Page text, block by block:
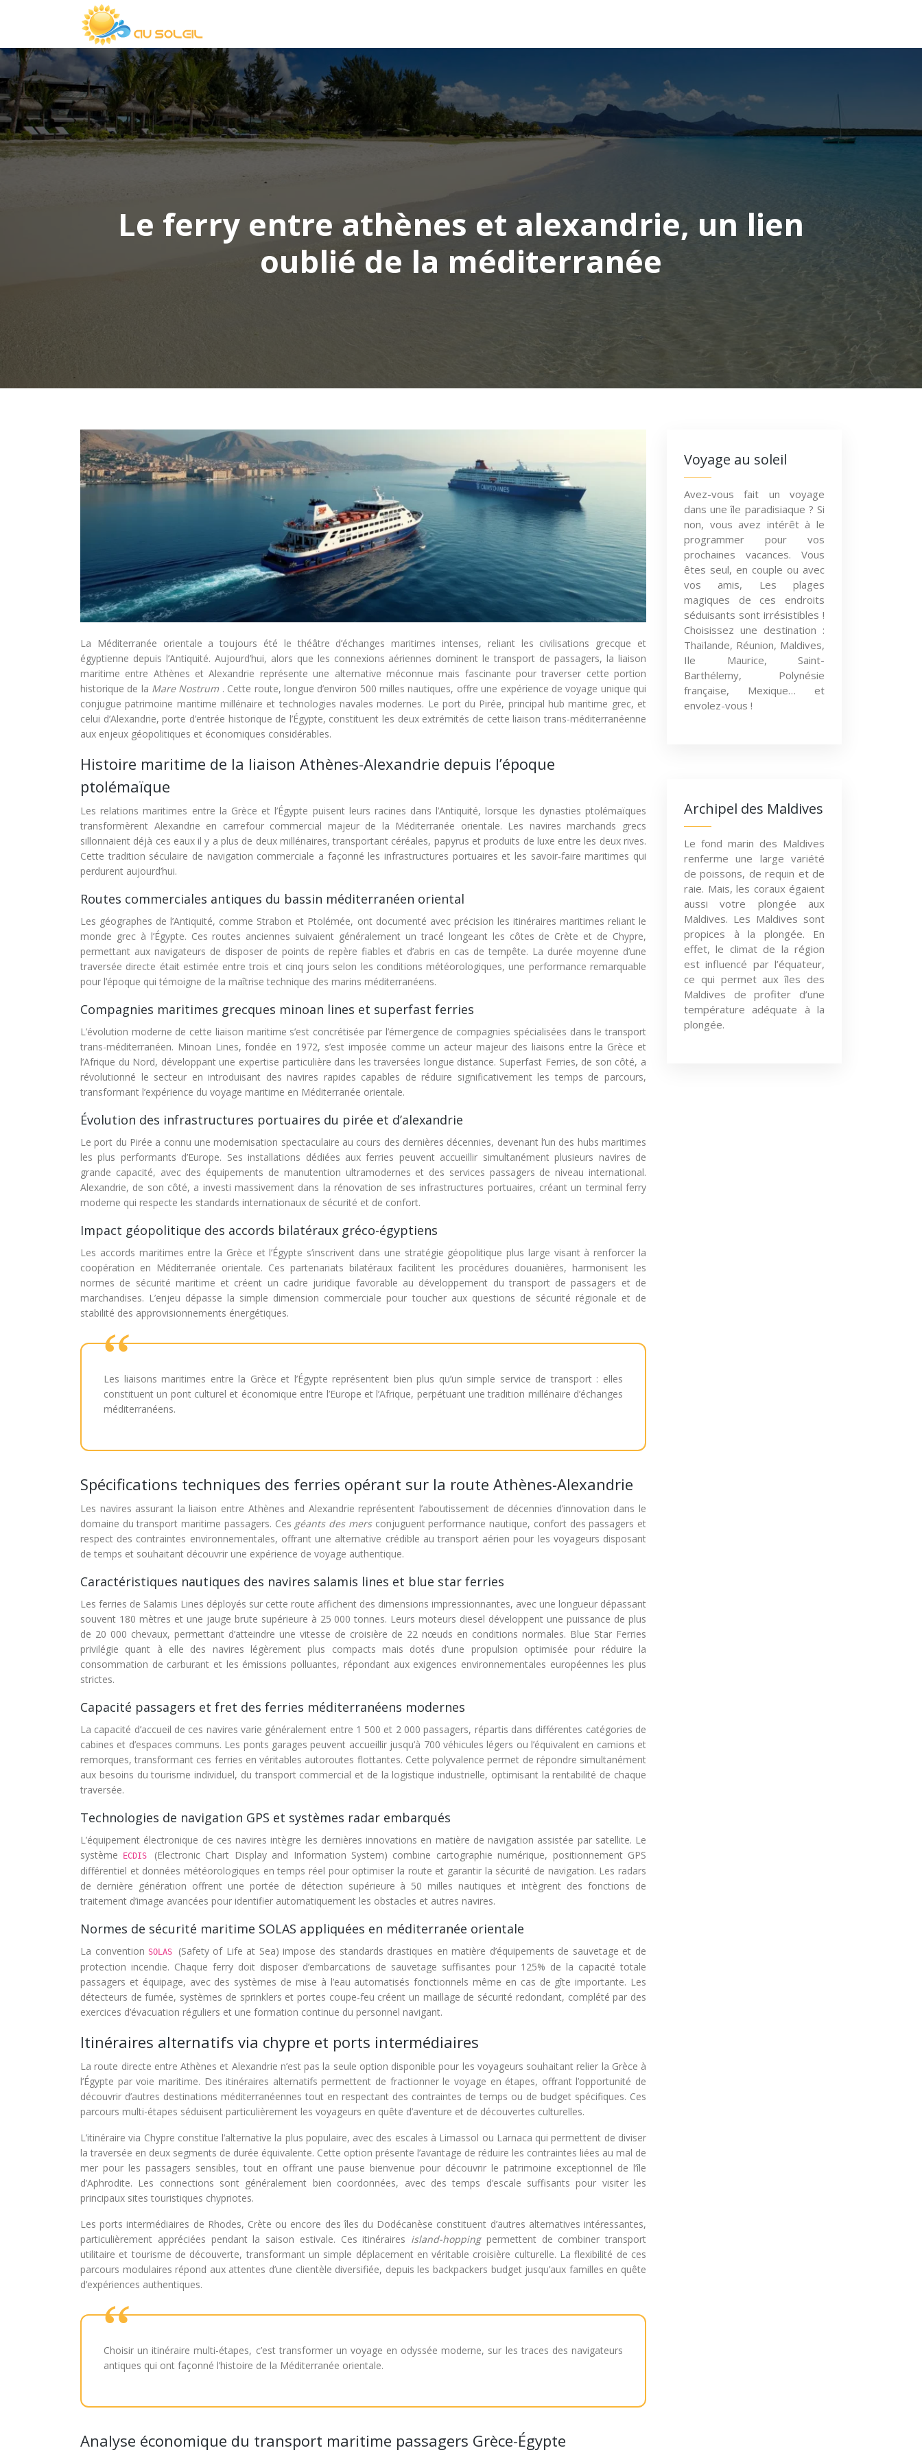
Le ferry entre athènes et alexandrie, un lien
oublié de la méditerranée
La Méditerranée orientale a toujours été le théâtre d’échanges maritimes intenses, reliant les civilisations grecque et
égyptienne depuis l’Antiquité. Aujourd’hui, alors que les connexions aériennes dominent le transport de passagers, la liaison
maritime entre Athènes et Alexandrie représente une alternative méconnue mais fascinante pour traverser cette portion
historique de la Mare Nostrum . Cette route, longue d’environ 500 milles nautiques, offre une expérience de voyage unique qui
conjugue patrimoine maritime millénaire et technologies navales modernes. Le port du Pirée, principal hub maritime grec, et
celui d’Alexandrie, porte d’entrée historique de l’Égypte, constituent les deux extrémités de cette liaison trans-méditerranéenne
aux enjeux géopolitiques et économiques considérables.
Histoire maritime de la liaison Athènes-Alexandrie depuis l’époque
ptolémaïque
Les relations maritimes entre la Grèce et l’Égypte puisent leurs racines dans l’Antiquité, lorsque les dynasties ptolémaïques
transformèrent Alexandrie en carrefour commercial majeur de la Méditerranée orientale. Les navires marchands grecs
sillonnaient déjà ces eaux il y a plus de deux millénaires, transportant céréales, papyrus et produits de luxe entre les deux rives.
Cette tradition séculaire de navigation commerciale a façonné les infrastructures portuaires et les savoir-faire maritimes qui
perdurent aujourd’hui.
Routes commerciales antiques du bassin méditerranéen oriental
Les géographes de l’Antiquité, comme Strabon et Ptolémée, ont documenté avec précision les itinéraires maritimes reliant le
monde grec à l’Égypte. Ces routes anciennes suivaient généralement un tracé longeant les côtes de Crète et de Chypre,
permettant aux navigateurs de disposer de points de repère fiables et d’abris en cas de tempête. La durée moyenne d’une
traversée directe était estimée entre trois et cinq jours selon les conditions météorologiques, une performance remarquable
pour l’époque qui témoigne de la maîtrise technique des marins méditerranéens.
Compagnies maritimes grecques minoan lines et superfast ferries
L’évolution moderne de cette liaison maritime s’est concrétisée par l’émergence de compagnies spécialisées dans le transport
trans-méditerranéen. Minoan Lines, fondée en 1972, s’est imposée comme un acteur majeur des liaisons entre la Grèce et
l’Afrique du Nord, développant une expertise particulière dans les traversées longue distance. Superfast Ferries, de son côté, a
révolutionné le secteur en introduisant des navires rapides capables de réduire significativement les temps de parcours,
transformant l’expérience du voyage maritime en Méditerranée orientale.
Évolution des infrastructures portuaires du pirée et d’alexandrie
Le port du Pirée a connu une modernisation spectaculaire au cours des dernières décennies, devenant l’un des hubs maritimes
les plus performants d’Europe. Ses installations dédiées aux ferries peuvent accueillir simultanément plusieurs navires de
grande capacité, avec des équipements de manutention ultramodernes et des services passagers de niveau international.
Alexandrie, de son côté, a investi massivement dans la rénovation de ses infrastructures portuaires, créant un terminal ferry
moderne qui respecte les standards internationaux de sécurité et de confort.
Impact géopolitique des accords bilatéraux gréco-égyptiens
Les accords maritimes entre la Grèce et l’Égypte s’inscrivent dans une stratégie géopolitique plus large visant à renforcer la
coopération en Méditerranée orientale. Ces partenariats bilatéraux facilitent les procédures douanières, harmonisent les
normes de sécurité maritime et créent un cadre juridique favorable au développement du transport de passagers et de
marchandises. L’enjeu dépasse la simple dimension commerciale pour toucher aux questions de sécurité régionale et de
stabilité des approvisionnements énergétiques.
Les liaisons maritimes entre la Grèce et l’Égypte représentent bien plus qu’un simple service de transport : elles
constituent un pont culturel et économique entre l’Europe et l’Afrique, perpétuant une tradition millénaire d’échanges
méditerranéens.
Spécifications techniques des ferries opérant sur la route Athènes-Alexandrie
Les navires assurant la liaison entre Athènes and Alexandrie représentent l’aboutissement de décennies d’innovation dans le
domaine du transport maritime passagers. Ces géants des mers conjuguent performance nautique, confort des passagers et
respect des contraintes environnementales, offrant une alternative crédible au transport aérien pour les voyageurs disposant
de temps et souhaitant découvrir une expérience de voyage authentique.
Caractéristiques nautiques des navires salamis lines et blue star ferries
Les ferries de Salamis Lines déployés sur cette route affichent des dimensions impressionnantes, avec une longueur dépassant
souvent 180 mètres et une jauge brute supérieure à 25 000 tonnes. Leurs moteurs diesel développent une puissance de plus
de 20 000 chevaux, permettant d’atteindre une vitesse de croisière de 22 nœuds en conditions normales. Blue Star Ferries
privilégie quant à elle des navires légèrement plus compacts mais dotés d’une propulsion optimisée pour réduire la
consommation de carburant et les émissions polluantes, répondant aux exigences environnementales européennes les plus
strictes.
Capacité passagers et fret des ferries méditerranéens modernes
La capacité d’accueil de ces navires varie généralement entre 1 500 et 2 000 passagers, répartis dans différentes catégories de
cabines et d’espaces communs. Les ponts garages peuvent accueillir jusqu’à 700 véhicules légers ou l’équivalent en camions et
remorques, transformant ces ferries en véritables autoroutes flottantes. Cette polyvalence permet de répondre simultanément
aux besoins du tourisme individuel, du transport commercial et de la logistique industrielle, optimisant la rentabilité de chaque
traversée.
Technologies de navigation GPS et systèmes radar embarqués
L’équipement électronique de ces navires intègre les dernières innovations en matière de navigation assistée par satellite. Le
système
ECDIS (Electronic Chart Display and Information System) combine cartographie numérique, positionnement GPS
différentiel et données météorologiques en temps réel pour optimiser la route et garantir la sécurité de navigation. Les radars
de dernière génération offrent une portée de détection supérieure à 50 milles nautiques et intègrent des fonctions de
traitement d’image avancées pour identifier automatiquement les obstacles et autres navires.
Normes de sécurité maritime SOLAS appliquées en méditerranée orientale
La conventionSOLAS (Safety of Life at Sea) impose des standards drastiques en matière d’équipements de sauvetage et de
protection incendie. Chaque ferry doit disposer d’embarcations de sauvetage suffisantes pour 125% de la capacité totale
passagers et équipage, avec des systèmes de mise à l’eau automatisés fonctionnels même en cas de gîte importante. Les
détecteurs de fumée, systèmes de sprinklers et portes coupe-feu créent un maillage de sécurité redondant, complété par des
exercices d’évacuation réguliers et une formation continue du personnel navigant.
Itinéraires alternatifs via chypre et ports intermédiaires
La route directe entre Athènes et Alexandrie n’est pas la seule option disponible pour les voyageurs souhaitant relier la Grèce à
l’Égypte par voie maritime. Des itinéraires alternatifs permettent de fractionner le voyage en étapes, offrant l’opportunité de
découvrir d’autres destinations méditerranéennes tout en respectant des contraintes de temps ou de budget spécifiques. Ces
parcours multi-étapes séduisent particulièrement les voyageurs en quête d’aventure et de découvertes culturelles.
L’itinéraire via Chypre constitue l’alternative la plus populaire, avec des escales à Limassol ou Larnaca qui permettent de diviser
la traversée en deux segments de durée équivalente. Cette option présente l’avantage de réduire les contraintes liées au mal de
mer pour les passagers sensibles, tout en offrant une pause bienvenue pour découvrir le patrimoine exceptionnel de l’île
d’Aphrodite. Les connections sont généralement bien coordonnées, avec des temps d’escale suffisants pour visiter les
principaux sites touristiques chypriotes.
Les ports intermédiaires de Rhodes, Crète ou encore des îles du Dodécanèse constituent d’autres alternatives intéressantes,
particulièrement appréciées pendant la saison estivale. Ces itinéraires island-hopping permettent de combiner transport
utilitaire et tourisme de découverte, transformant un simple déplacement en véritable croisière culturelle. La flexibilité de ces
parcours modulaires répond aux attentes d’une clientèle diversifiée, depuis les backpackers budget jusqu’aux familles en quête
d’expériences authentiques.
Choisir un itinéraire multi-étapes, c’est transformer un voyage en odyssée moderne, sur les traces des navigateurs
antiques qui ont façonné l’histoire de la Méditerranée orientale.
Analyse économique du transport maritime passagers Grèce-Égypte
Voyage au soleil
Avez-vous fait un voyage
dans une île paradisiaque ? Si
non, vous avez intérêt à le
programmer pour vos
prochaines vacances. Vous
êtes seul, en couple ou avec
vos amis, Les plages
magiques de ces endroits
séduisants sont irrésistibles !
Choisissez une destination :
Thaïlande, Réunion, Maldives,
Ile Maurice, Saint-
Barthélemy, Polynésie
française, Mexique… et
envolez-vous !
Archipel des Maldives
Le fond marin des Maldives
renferme une large variété
de poissons, de requin et de
raie. Mais, les coraux égaient
aussi votre plongée aux
Maldives. Les Maldives sont
propices à la plongée. En
effet, le climat de la région
est influencé par l’équateur,
ce qui permet aux îles des
Maldives de profiter d’une
température adéquate à la
plongée.